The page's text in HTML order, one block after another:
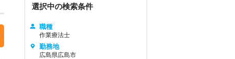
選択中の検索条件
職種
作業療法士
勤務地
広島県広島市